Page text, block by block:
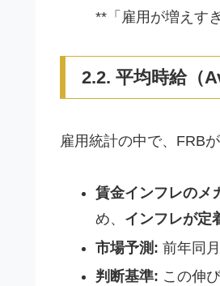
**「雇用が増えす
2.2. 平均時給（
雇用統計の中で、FRB
賃金インフレのメ
め、 インフレが定
市場予測: 前年同
判断基準: この伸